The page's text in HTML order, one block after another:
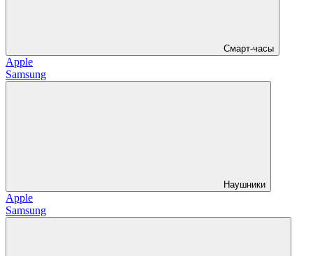
Смарт-часы
Apple
Samsung
Наушники
Apple
Samsung